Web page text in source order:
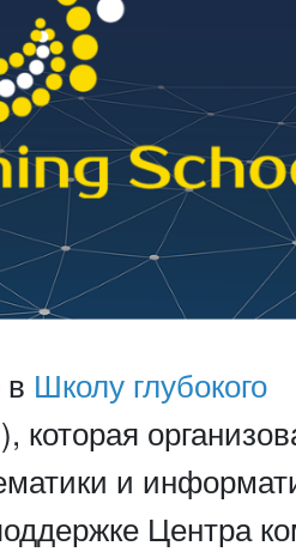
Школу глубокого
которая
и
Центра